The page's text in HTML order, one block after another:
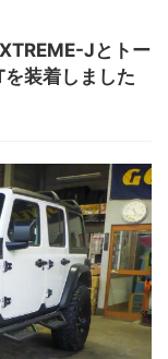
Jとトー
装着しました